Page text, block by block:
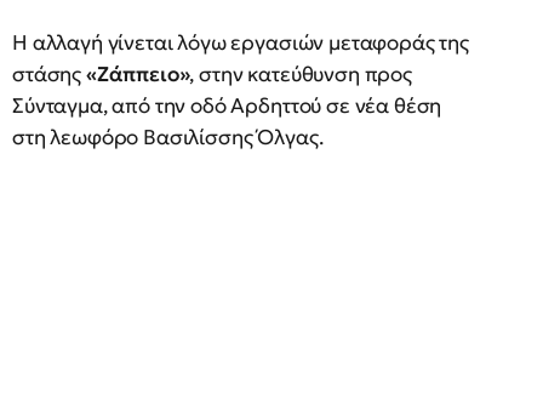
Η αλλαγή γίνεται λόγω εργασιών μεταφοράς της
στάσης«Ζάππειο», στην κατεύθυνση προς
Σύνταγμα, από την οδό Αρδηττού σε νέα θέση
στη λεωφόρο Βασιλίσσης Όλγας.